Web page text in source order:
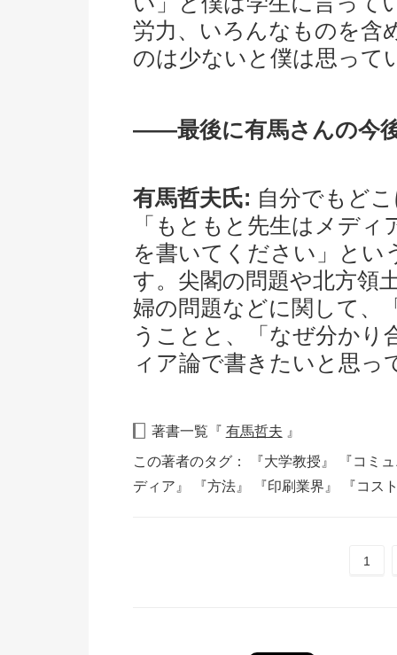
労力、いろんなものを含
のは少ないと僕は思って
――最後に有馬さんの今
有馬哲夫氏: 自分でもど
「もともと先生はメデ
を書いてください」とい
す。尖閣の問題や北方領
婦の問題などに関して、
うことと、「なぜ分かり
ィア論で書きたいと思っ
著書一覧『 有馬哲夫 』
この著者のタグ：
『大学教授』
『コミ
ディア』
『方法』 『印刷業界』 『コス
1